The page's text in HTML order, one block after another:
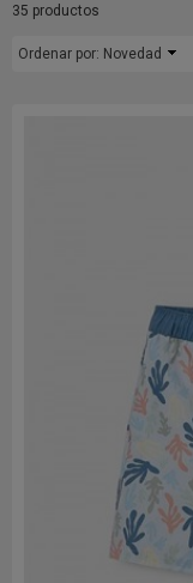
35 productos
Ordenar por: Novedad